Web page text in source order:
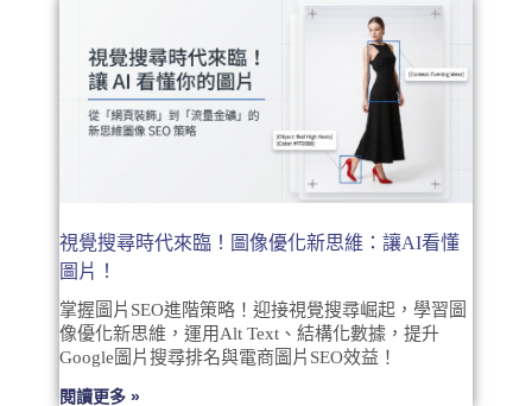
視覺搜尋時代來臨！圖像優化新思維：讓AI看懂
圖片！
掌握圖片SEO進階策略！迎接視覺搜尋崛起，學習圖
像優化新思維，運用Alt Text、結構化數據，提升
Google圖片搜尋排名與電商圖片SEO效益！
閱讀更多 »